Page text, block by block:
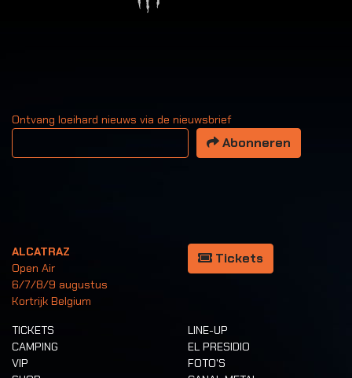
Ontvang loeihard nieuws via de nieuwsbrief
Uw email adres
Abonneren
ALCATRAZ
Open Air
6/7/8/9 augustus
Kortrijk Belgium
Tickets
TICKETS
CAMPING
VIP
LINE-UP
EL PRESIDIO
FOTO'S